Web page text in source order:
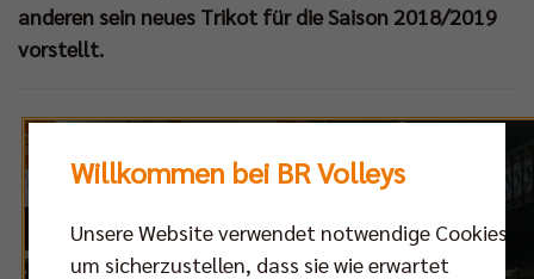
anderen sein neues Trikot für die Saison 2018/2019
vorstellt.
Willkommen bei BR Volleys
Unsere Website verwendet notwendige Cookies,
um sicherzustellen, dass sie wie erwartet